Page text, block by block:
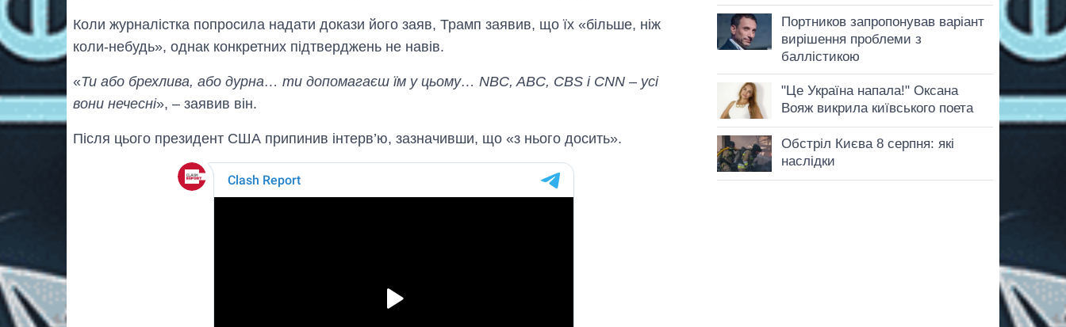
Коли журналістка попросила надати докази його заяв, Трамп заявив, що їх «більше, ніж
коли-небудь», однак конкретних підтверджень не навів.
«Ти або брехлива, або дурна… ти допомагаєш їм у цьому… NBC, ABC, CBS і CNN – усі
вони нечесні», – заявив він.
Після цього президент США припинив інтерв’ю, зазначивши, що «з нього досить».